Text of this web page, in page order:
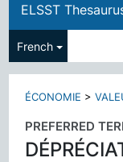
ELSST
French
ÉCONOMIE >
PREFERRED